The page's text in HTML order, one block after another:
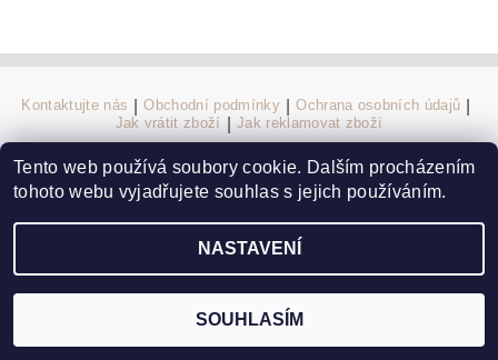
Kontaktujte nás Obchodní podmínky Ochrana osobních údajů
Jak vrátit zboží Jak reklamovat zboží
2026 ©Elegans.cz, všechna práva vyhrazena
Vytvořil Shoptet
Tento web používá soubory cookie. Dalším procházením
tohoto webu vyjadřujete souhlas s jejich používáním.
NASTAVENÍ
SOUHLASÍM